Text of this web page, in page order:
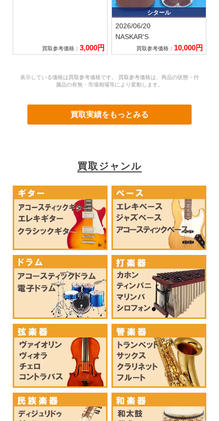
買取参考価格： 3,000円
シタール
2026/06/20
NASKAR'S
買取参考価格： 10,000円
表示している価格は買取参考価格です。 買取参考価格は、商品の状態・付
属品の有無・市場相場等により変動します。
買取実績をもっとみる
買取ジャンル